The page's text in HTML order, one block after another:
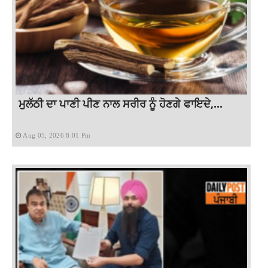
ਮੁਲੱਠੀ ਦਾ ਪਾਣੀ ਪੀਣ ਨਾਲ ਸਰੀਰ ਨੂੰ ਹੋਣਗੇ ਫਾਇਦੇ,...
Aug 05, 2026 8:01 Pm